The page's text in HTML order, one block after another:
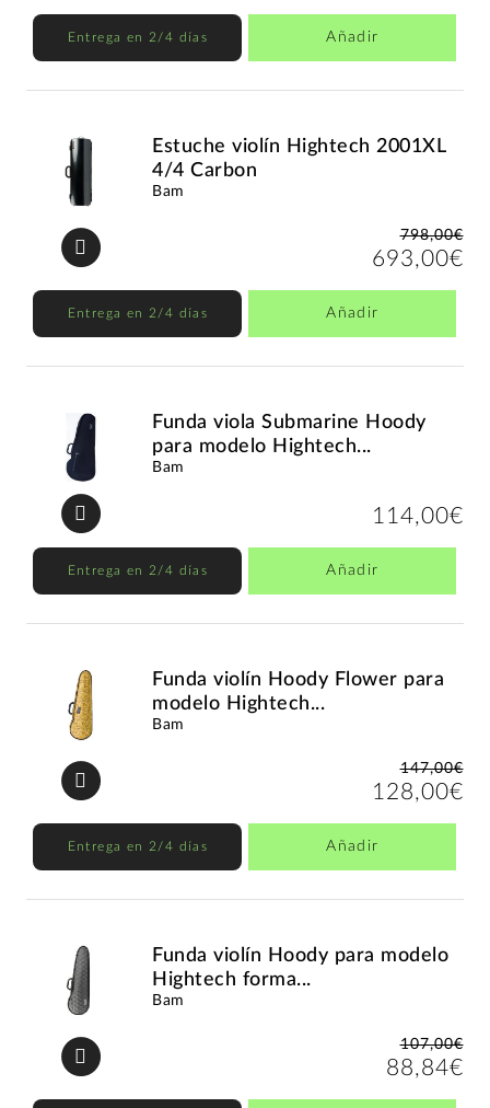
Entrega en 2/4 días Añadir
Estuche violín Hightech 2001XL
4/4 Carbon
Bam
798,00€
693,00€
Entrega en 2/4 días Añadir
Funda viola Submarine Hoody
para modelo Hightech...
Bam
114,00€
Entrega en 2/4 días Añadir
Funda violín Hoody Flower para
modelo Hightech...
Bam
147,00€
128,00€
Entrega en 2/4 días Añadir
Funda violín Hoody para modelo
Hightech forma...
Bam
107,00€
88,84€